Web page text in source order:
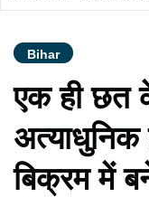
Bihar
एक ही छत
अत्याधुनिक
बिक्रम में